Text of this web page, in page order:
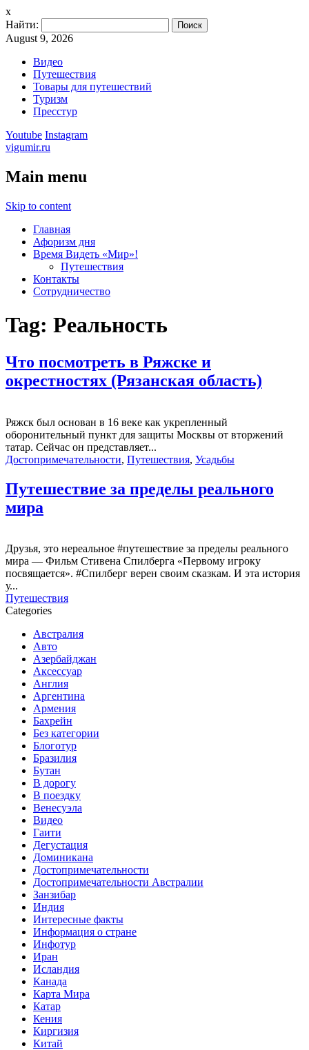
x
Найти:
August 9, 2026
Видео
Путешествия
Товары для путешествий
Туризм
Пресстур
Youtube Instagram
vigumir.ru
Main menu
Skip to content
Главная
Афоризм дня
Время Видеть «Мир»!
Путешествия
Контакты
Сотрудничество
Tag: Реальность
Что посмотреть в Ряжске и
окрестностях (Рязанская область)
Ряжск был основан в 16 веке как укрепленный
оборонительный пункт для защиты Москвы от вторжений
татар. Сейчас он представляет...
Достопримечательности, Путешествия, Усадьбы
Путешествие за пределы реального
мира
Друзья, это нереальное #путешествие за пределы реального
мира — Фильм Стивена Спилберга «Первому игроку
посвящается». #Спилберг верен своим сказкам. И эта история
у...
Путешествия
Categories
Австралия
Авто
Азербайджан
Аксессуар
Англия
Аргентина
Армения
Бахрейн
Без категории
Блоготур
Бразилия
Бутан
В дорогу
В поездку
Венесуэла
Видео
Гаити
Дегустация
Доминикана
Достопримечательности
Достопримечательности Австралии
Занзибар
Индия
Интересные факты
Информация о стране
Инфотур
Иран
Исландия
Канада
Карта Мира
Катар
Кения
Киргизия
Китай